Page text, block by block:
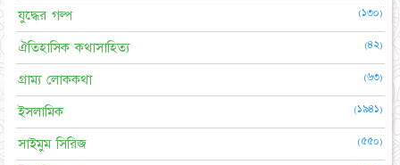
যুদ্ধের গল্প (১৩০)
ঐতিহাসিক কথাসাহিত্য (৪২)
গ্রাম্য লোককথা (৬৩)
ইসলামিক (১৯৪১)
সাইমুম সিরিজ (৫৫০)